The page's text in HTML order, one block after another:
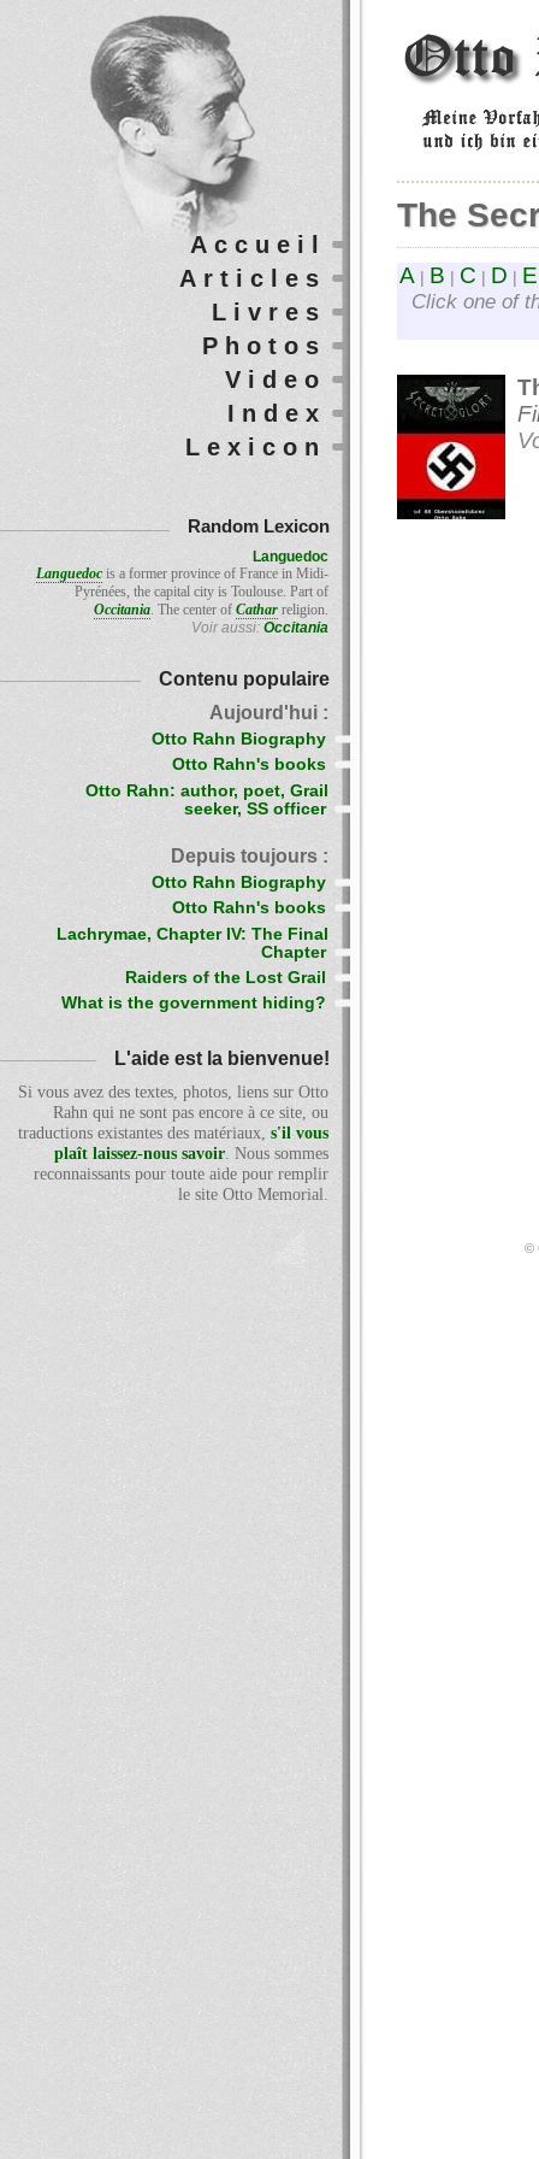
The
A B C D E
Click one of
Accueil
Articles
Livres
Photos
Video
Index
Lexicon
Random Lexicon
Languedoc
Languedoc is a former province of France in Midi-
Pyrénées, the capital city is Toulouse. Part of
Occitania. The center of Cathar religion.
Voir aussi:Occitania
Contenu populaire
Aujourd'hui :
Otto Rahn Biography
Otto Rahn's books
Otto Rahn: author, poet, Grail
seeker, SS officer
Depuis toujours :
Otto Rahn Biography
Otto Rahn's books
Lachrymae, Chapter IV: The Final
Chapter
Raiders of the Lost Grail
What is the government hiding?
L'aide est la bienvenue!
Si vous avez des textes, photos, liens sur Otto
Rahn qui ne sont pas encore à ce site, ou
traductions existantes des matériaux, s'il vous
plaît laissez-nous savoir. Nous sommes
reconnaissants pour toute aide pour remplir
le site Otto Memorial.
©